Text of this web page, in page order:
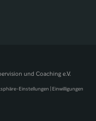
und Coaching e.V.
Einstellungen | Einwilligungen